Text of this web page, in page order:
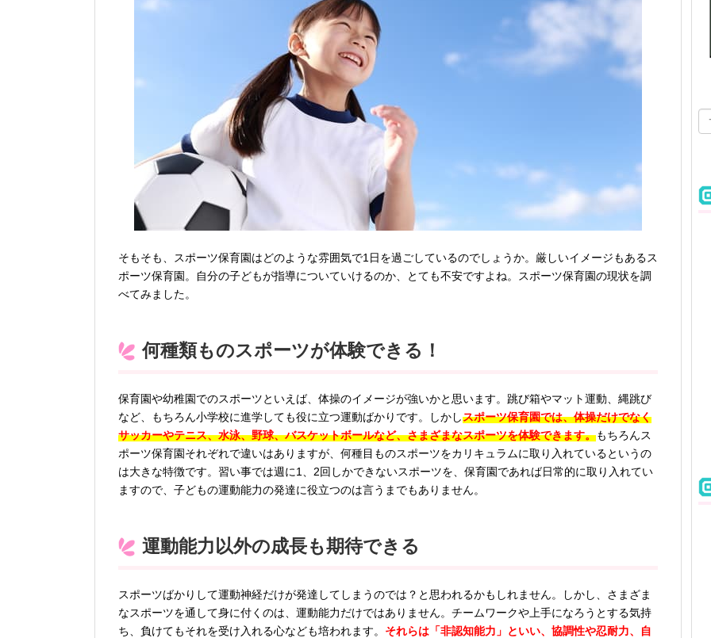
そもそも、スポーツ保育園はどのような雰囲気で1日を過ごしているのでしょうか。厳しいイメージもあるス
ポーツ保育園。自分の子どもが指導についていけるのか、とても不安ですよね。スポーツ保育園の現状を調
べてみました。
何種類ものスポーツが体験できる！
保育園や幼稚園でのスポーツといえば、体操のイメージが強いかと思います。跳び箱やマット運動、縄跳び
など、もちろん小学校に進学しても役に立つ運動ばかりです。しかしスポーツ保育園では、体操だけでなく
サッカーやテニス、水泳、野球、バスケットボールなど、さまざまなスポーツを体験できます。もちろんス
ポーツ保育園それぞれで違いはありますが、何種目ものスポーツをカリキュラムに取り入れているというの
は大きな特徴です。習い事では週に1、2回しかできないスポーツを、保育園であれば日常的に取り入れてい
ますので、子どもの運動能力の発達に役立つのは言うまでもありません。
運動能力以外の成長も期待できる
スポーツばかりして運動神経だけが発達してしまうのでは？と思われるかもしれません。しかし、さまざま
なスポーツを通して身に付くのは、運動能力だけではありません。チームワークや上手になろうとする気持
ち、負けてもそれを受け入れる心なども培われます。 それらは「非認知能力」といい、協調性や忍耐力、自